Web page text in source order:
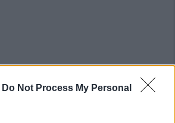
Do Not Process My Personal